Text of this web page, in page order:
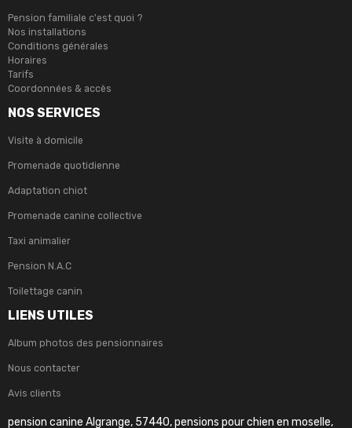
Pension familiale c'est quoi ?
Nos installations
Conditions générales
Horaires
Tarifs
Coordonnées & accès
NOS SERVICES
Visite à domicile
Promenade quotidienne
Adaptation chiot
Promenade canine collective
Taxi animalier
Pension N.A.C
Toilettage canin
LIENS UTILES
Album photos des pensionnaires
Nous contacter
Avis clients
pension canine Algrange, 57440, pensions pour chien en moselle,